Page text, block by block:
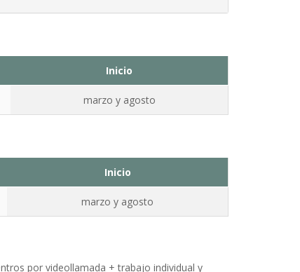
Inicio
marzo y agosto
Inicio
marzo y agosto
por videollamada + trabajo individual y